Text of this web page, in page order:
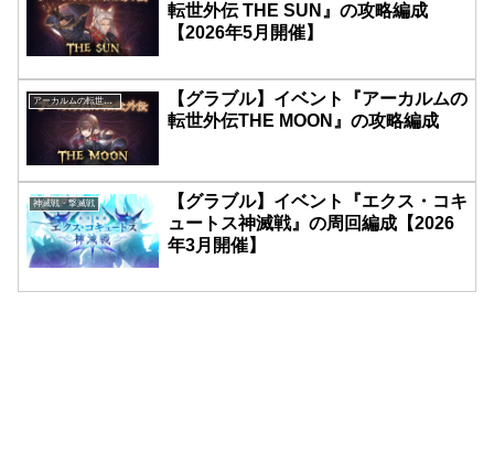
転世外伝 THE SUN』の攻略編成
【2026年5月開催】
アーカルムの転世外伝
【グラブル】イベント『アーカルムの
転世外伝THE MOON』の攻略編成
神滅戦・撃滅戦
【グラブル】イベント『エクス・コキ
ュートス神滅戦』の周回編成【2026
年3月開催】